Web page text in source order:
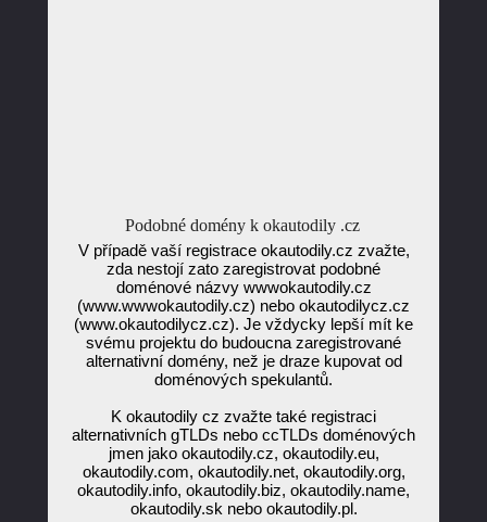
Podobné domény k okautodily .cz
V případě vaší registrace okautodily.cz zvažte,
zda nestojí zato zaregistrovat podobné
doménové názvy wwwokautodily.cz
(www.wwwokautodily.cz) nebo okautodilycz.cz
(www.okautodilycz.cz). Je vždycky lepší mít ke
svému projektu do budoucna zaregistrované
alternativní domény, než je draze kupovat od
doménových spekulantů.
K okautodily cz zvažte také registraci
alternativních gTLDs nebo ccTLDs doménových
jmen jako okautodily.cz, okautodily.eu,
okautodily.com, okautodily.net, okautodily.org,
okautodily.info, okautodily.biz, okautodily.name,
okautodily.sk nebo okautodily.pl.